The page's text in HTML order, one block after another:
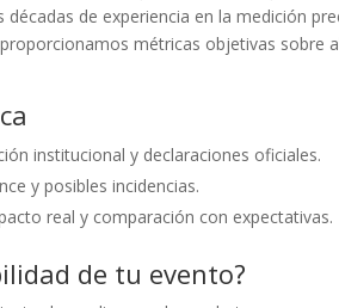
de experiencia en la medición
métricas objetivas sobre
institucional y declaraciones oficiales.
y posibles incidencias.
real y comparación con expectativas.
de tu evento?